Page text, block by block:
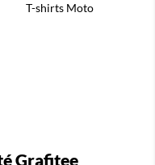
T-shirts Moto
Grafitee